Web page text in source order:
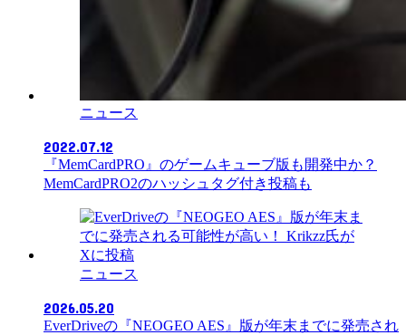
ニュース
2022.07.12
『MemCardPRO』のゲームキューブ版も開発中か？
MemCardPRO2のハッシュタグ付き投稿も
ニュース
2026.05.20
EverDriveの『NEOGEO AES』版が年末までに発売され